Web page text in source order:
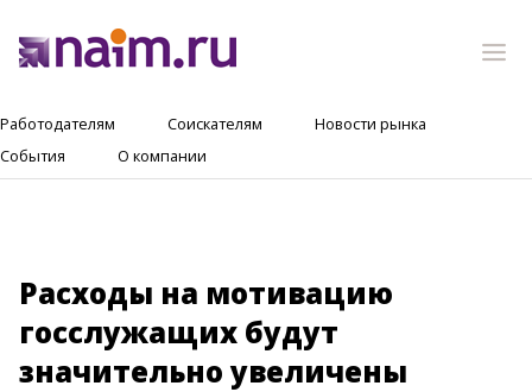
Работодателям Соискателям
Новости рынка
События
О компании
Расходы на мотивацию
госслужащих будут
значительно увеличены